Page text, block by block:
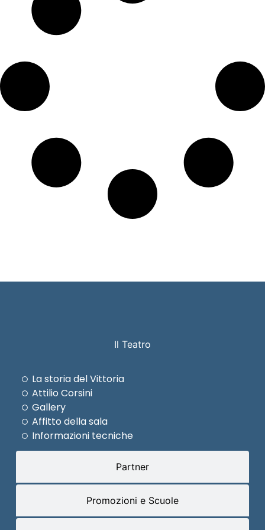
Il Teatro
Partner
Promozioni e Scuole
La storia del Vittoria
Attilio Corsini
Gallery
Affitto della sala
Informazioni tecniche